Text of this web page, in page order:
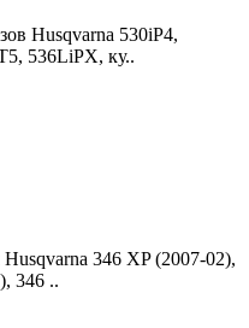
Husqvarna 530iP4,
536LiPX, ку..
346 XP (2007-02),
346 ..